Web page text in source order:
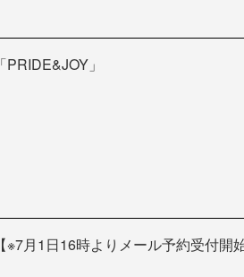
「PRIDE&JOY」
【※7月1日16時よりメール予約受付開